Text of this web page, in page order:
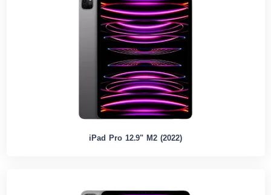
iPad Pro 12.9" M2 (2022)